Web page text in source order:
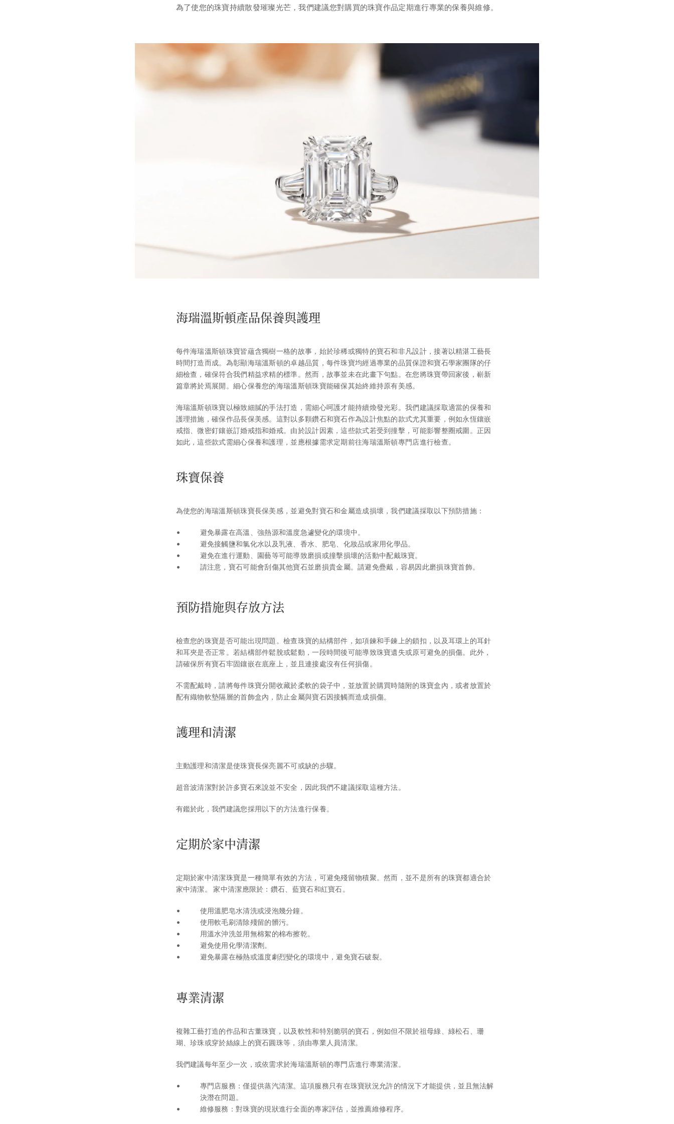
為了使您的珠寶持續散發璀璨光芒，我們建議您對購買的珠寶作品定期進行專業的保養與維修。
海瑞溫斯頓產品保養與護理
每件海瑞溫斯頓珠寶皆蘊含獨樹一格的故事，始於珍稀或獨特的寶石和非凡設計，接著以精湛工藝長
時間打造而成。為彰顯海瑞溫斯頓的卓越品質，每件珠寶均經過專業的品質保證和寶石學家團隊的仔
細檢查，確保符合我們精益求精的標準。然而，故事並未在此畫下句點。在您將珠寶帶回家後，嶄新
篇章將於焉展開。細心保養您的海瑞溫斯頓珠寶能確保其始終維持原有美感。
海瑞溫斯頓珠寶以極致細膩的手法打造，需細心呵護才能持續煥發光彩。我們建議採取適當的保養和
護理措施，確保作品長保美感。這對以多顆鑽石和寶石作為設計焦點的款式尤其重要，例如永恆鑲嵌
戒指、微密釘鑲嵌訂婚戒指和婚戒。由於設計因素，這些款式若受到撞擊，可能影響整圈戒圍。正因
如此，這些款式需細心保養和護理，並應根據需求定期前往海瑞溫斯頓專門店進行檢查。
珠寶保養
為使您的海瑞溫斯頓珠寶長保美感，並避免對寶石和金屬造成損壞，我們建議採取以下預防措施：
避免暴露在高溫、強熱源和溫度急遽變化的環境中。
避免接觸鹽和氯化水以及乳液、香水、肥皂、化妝品或家用化學品。
避免在進行運動、園藝等可能導致磨損或撞擊損壞的活動中配戴珠寶。
請注意，寶石可能會刮傷其他寶石並磨損貴金屬。請避免疊戴，容易因此磨損珠寶首飾。
預防措施與存放方法
檢查您的珠寶是否可能出現問題。檢查珠寶的結構部件，如項鍊和手鍊上的鎖扣，以及耳環上的耳針
和耳夾是否正常。若結構部件鬆脫或鬆動，一段時間後可能導致珠寶遺失或原可避免的損傷。此外，
請確保所有寶石牢固鑲嵌在底座上，並且連接處沒有任何損傷。
不需配戴時，請將每件珠寶分開收藏於柔軟的袋子中，並放置於購買時隨附的珠寶盒內，或者放置於
配有織物軟墊隔層的首飾盒內，防止金屬與寶石因接觸而造成損傷。
護理和清潔
主動護理和清潔是使珠寶長保亮麗不可或缺的步驟。
超音波清潔對於許多寶石來說並不安全，因此我們不建議採取這種方法。
有鑑於此，我們建議您採用以下的方法進行保養。
定期於家中清潔
定期於家中清潔珠寶是一種簡單有效的方法，可避免殘留物積聚。然而，並不是所有的珠寶都適合於
家中清潔。 家中清潔應限於：鑽石、藍寶石和紅寶石。
使用溫肥皂水清洗或浸泡幾分鐘。
使用軟毛刷清除殘留的髒污。
用溫水沖洗並用無棉絮的棉布擦乾。
避免使用化學清潔劑。
避免暴露在極熱或溫度劇烈變化的環境中，避免寶石破裂。
專業清潔
複雜工藝打造的作品和古董珠寶，以及軟性和特別脆弱的寶石，例如但不限於祖母綠、綠松石、珊
瑚、珍珠或穿於絲線上的寶石圓珠等，須由專業人員清潔。
我們建議每年至少一次，或依需求於海瑞溫斯頓的專門店進行專業清潔。
專門店服務：僅提供蒸汽清潔。這項服務只有在珠寶狀況允許的情況下才能提供，並且無法解
決潛在問題。
維修服務：對珠寶的現狀進行全面的專家評估，並推薦維修程序。